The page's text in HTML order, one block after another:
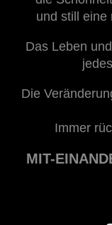
und still eine
Das Leben
Die
Immer
MIT-